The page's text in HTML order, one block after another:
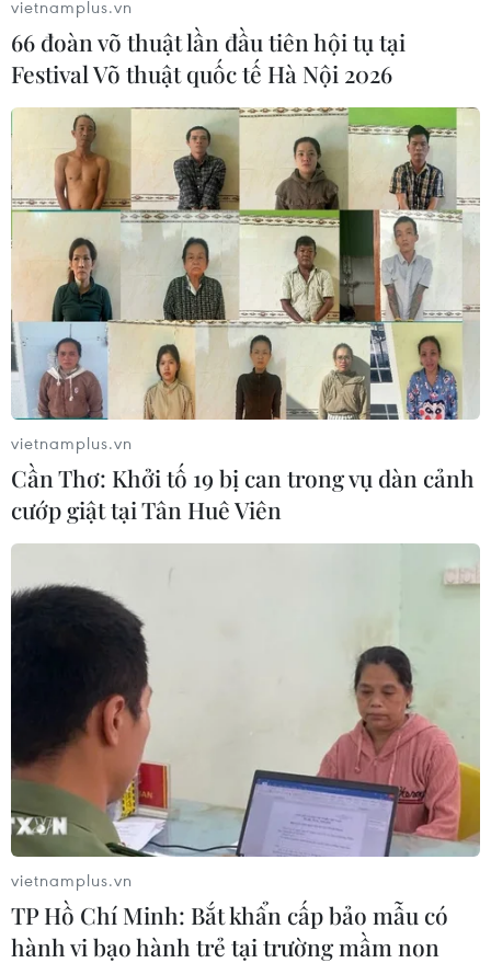
Dịch COVID-19 sáng 6/1: Dịch bệnh tiếp
tục lây lan mạnh mẽ tại châu Âu
06/01/2021 01:53
Dịch bệnh tiếp tục diễn biến phức tạp tại châu Âu khi
Anh ghi nhận số ca mắc mới COVID-19 lần đầu tiên
vượt 60.000 ca/ngày, Đức cũng kéo dài các biện pháp
phòng chống dịch cho tới ngày 31/1.
Đức, Đan Mạch xem xét thay đổi chiến
lược tiêm chủng do thiếu vắcxin
05/01/2021 01:38
Trong bối cảnh thiếu nguồn cung vắcxin, Đức và Đan
Mạch đang xem xét khả năng hoãn tiêm liều thứ hai
vắcxin phòng dịch COVID-19 của BioNTech/Pfizer.
vietnamplus.vn
66 đoàn võ thuật lần đầu tiên hội tụ tại
Festival Võ thuật quốc tế Hà Nội 2026
vietnamplus.vn
Cần Thơ: Khởi tố 19 bị can trong vụ dàn cảnh
cướp giật tại Tân Huê Viên
vietnamplus.vn
TP Hồ Chí Minh: Bắt khẩn cấp bảo mẫu có
hành vi bạo hành trẻ tại trường mầm non